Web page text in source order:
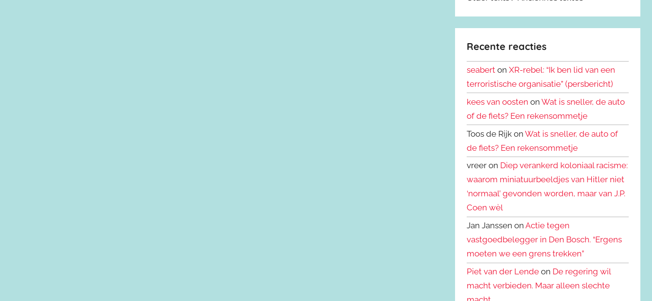
Recente reacties
seabert onXR-rebel: “Ik ben lid van een
terroristische organisatie” (persbericht)
kees van oosten onWat is sneller, de auto
of de fiets? Een rekensommetje
Toos de Rijk onWat is sneller, de auto of
de fiets? Een rekensommetje
vreer on Diep verankerd koloniaal racisme:
waarom miniatuurbeeldjes van Hitler niet
‘normaal’ gevonden worden, maar van J.P.
Coen wèl
Jan Janssen onActie tegen
vastgoedbelegger in Den Bosch. “Ergens
moeten we een grens trekken”
Piet van der Lende on De regering wil
macht verbieden. Maar alleen slechte